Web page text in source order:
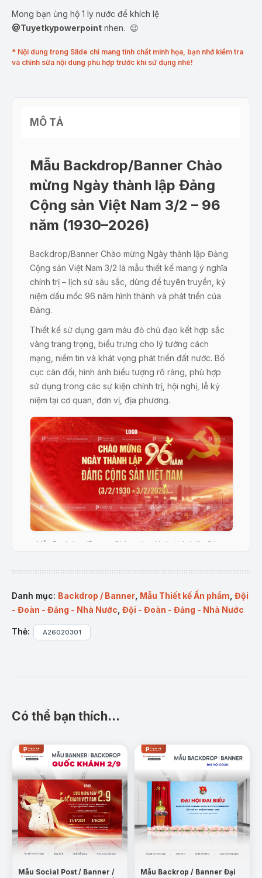
Mong bạn ủng hộ 1 ly nước để khích lệ
@Tuyetkypowerpoint nhen. 😉
* Nội dung trong Slide chỉ mang tính chất minh họa, bạn nhớ kiểm tra
và chỉnh sửa nội dung phù hợp trước khi sử dụng nhé!
MÔ TẢ
Mẫu Backdrop/Banner Chào
mừng Ngày thành lập Đảng
Cộng sản Việt Nam 3/2 – 96
năm (1930–2026)
Backdrop/Banner Chào mừng Ngày thành lập Đảng
Cộng sản Việt Nam 3/2 là mẫu thiết kế mang ý nghĩa
chính trị – lịch sử sâu sắc, dùng để tuyên truyền, kỷ
niệm dấu mốc 96 năm hình thành và phát triển của
Đảng.
Thiết kế sử dụng gam màu đỏ chủ đạo kết hợp sắc
vàng trang trọng, biểu trưng cho lý tưởng cách
mạng, niềm tin và khát vọng phát triển đất nước. Bố
cục cân đối, hình ảnh biểu tượng rõ ràng, phù hợp
sử dụng trong các sự kiện chính trị, hội nghị, lễ kỷ
niệm tại cơ quan, đơn vị, địa phương.
Mẫu Backdrop/Banner Chào mừng Ngày thành lập Đảng
phẩm:
Tông màu đỏ – vàng trang nghiêm, đúng chuẩn
thiết kế sự kiện chính trị.
Dễ chỉnh sửa nội dung, logo đơn vị bằng
Hình ảnh minh họa mang tính biểu tượng, tạo cảm
giác trang trọng, thiêng liêng.
Ứng dụng thực tế:
Trang trí sân khấu lễ kỷ niệm Ngày thành lập
Đảng 3/2.
Backdrop hội nghị, sinh hoạt chi bộ, đảng bộ các
cấp.
Danh mục: Backdrop / Banner Mẫu Thiết kế Ấn phẩm Đội
- Đoàn - Đảng - Nhà Nước Đội - Đoàn - Đảng - Nhà Nước
Thẻ: A26020301
Có thể bạn thích…
Mẫu Social Post / Banner /
Mẫu Backrop / Banner Đại